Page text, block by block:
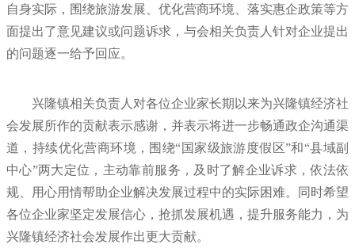
自身实际，围绕旅游发展、优化营商环境、落实惠企政策等方
面提出了意见建议或问题诉求，与会相关负责人针对企业提出
的问题逐一给予回应。
兴隆镇相关负责人对各位企业家长期以来为兴隆镇经济社
会发展所作的贡献表示感谢，并表示将进一步畅通政企沟通渠
道，持续优化营商环境，围绕“国家级旅游度假区”和“县域副
中心”两大定位，主动靠前服务，及时了解企业诉求，依法依
规、用心用情帮助企业解决发展过程中的实际困难。同时希望
各位企业家坚定发展信心，抢抓发展机遇，提升服务能力，为
兴隆镇经济社会发展作出更大贡献。